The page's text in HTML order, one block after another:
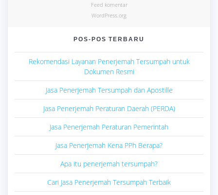
Feed komentar
WordPress.org
POS-POS TERBARU
Rekomendasi Layanan Penerjemah Tersumpah untuk
Dokumen Resmi
Jasa Penerjemah Tersumpah dan Apostille
Jasa Penerjemah Peraturan Daerah (PERDA)
Jasa Penerjemah Peraturan Pemerintah
Jasa Penerjemah Kena PPh Berapa?
Apa itu penerjemah tersumpah?
Cari Jasa Penerjemah Tersumpah Terbaik